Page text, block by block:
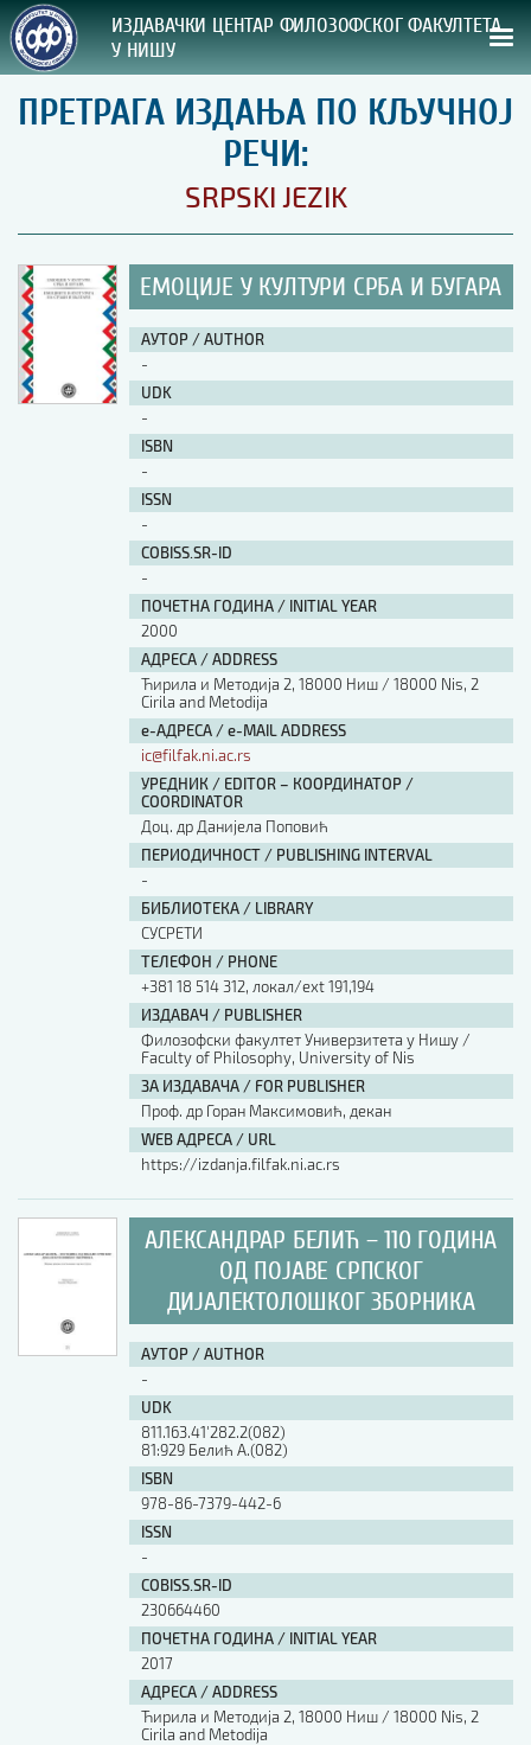
ИЗДАВАЧКИ ЦЕНТАР ФИЛОЗОФСКОГ ФАКУЛТЕТА
У НИШУ
СВА НАША ИЗДАЊА
ВРСТА ИЗДАЊА:
ПРЕГЛЕД
УПУТСТВА
УПУТСТВА
Упутство ауторима
Упутство уредницима
Изјава о ауторству
Изјава о лектури
Изјава о коришћењу ауторског дела
Упутство за бирање лиценце
Уговор са аутором
Шаблон прве стране и импресума [B5, ћир]
Шаблон прве стране и импресума [B5, лат]
Шаблон прве стране и импресума [B5, енг]
Етички кодекс
ПРЕТРАГА ИЗДАЊА
Наслов или део наслова
АУТОР / AUTHOR
ISBN
ПРЕТРАГА ИЗДАЊА ПО КЉУЧНОЈ
РЕЧИ:
SRPSKI JEZIK
ЕМОЦИЈЕ У КУЛТУРИ СРБА И БУГАРА
АУТОР / AUTHOR
-
UDK
-
ISBN
-
ISSN
-
COBISS.SR-ID
-
ПОЧЕТНА ГОДИНА / INITIAL YEAR
2000
АДРЕСА / ADDRESS
Ћирила и Методија 2, 18000 Ниш / 18000 Nis, 2
Cirila and Metodija
е-АДРЕСА / e-MAIL ADDRESS
ic@filfak.ni.ac.rs
УРЕДНИК / EDITOR – КООРДИНАТОР /
COORDINATOR
Доц. др Данијела Поповић
ПЕРИОДИЧНОСТ / PUBLISHING INTERVAL
-
БИБЛИОТЕКА / LIBRARY
СУСРЕТИ
ТЕЛЕФОН / PHONE
+381 18 514 312, локал/ext 191,194
ИЗДАВАЧ / PUBLISHER
Филозофски факултет Универзитета у Нишу /
Faculty of Philosophy, University of Nis
ЗА ИЗДАВАЧА / FOR PUBLISHER
Проф. др Горан Максимовић, декан
WEB АДРЕСА / URL
https://izdanja.filfak.ni.ac.rs
АЛЕКСАНДРАР БЕЛИЋ – 110 ГОДИНА
ОД ПОЈАВЕ СРПСКОГ
ДИЈАЛЕКТОЛОШКОГ ЗБОРНИКА
АУТОР / AUTHOR
-
UDK
811.163.41'282.2(082)
81:929 Белић А.(082)
ISBN
978-86-7379-442-6
ISSN
-
COBISS.SR-ID
230664460
ПОЧЕТНА ГОДИНА / INITIAL YEAR
2017
АДРЕСА / ADDRESS
Ћирила и Методија 2, 18000 Ниш / 18000 Nis, 2
Cirila and Metodija